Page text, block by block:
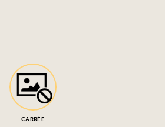
CARRÉE